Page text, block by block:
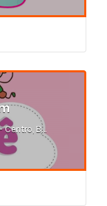
R. Romualda Augusta de Melo, 334 - 201 - Centro, Betim - MG